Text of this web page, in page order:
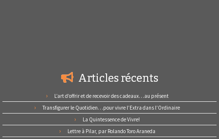
Articles récents
L’art d’offrir et de recevoir des cadeaux…au présent
Transfigurer le Quotidien…pour vivre l’Extra dans l’Ordinaire
La Quintessence de Vivre!
Lettre à Pilar, par Rolando Toro Araneda